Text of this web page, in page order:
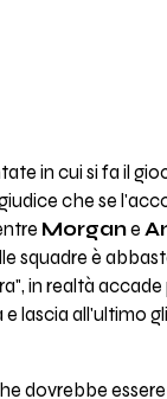
in cui si fa il
che se
Morgane
squadre è
in realtà
lascia all'ultimo
dovrebbe